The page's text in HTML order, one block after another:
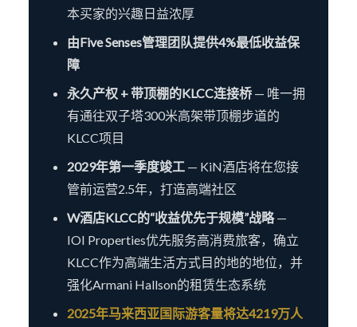
本买家的兴趣日益浓厚
由Five Senses管理团队提供4%最低收益保
障
永久产权 + 带顶棚的KLCC连接桥— 唯一拥
有通往双子塔300米高架带顶棚步道的
KLCC项目
2029年第一季度竣工 — KiN酒店将在您接
管前运营2.5年，打造高端社区
W酒店KLCC的“收益优先于规模”战略—
IOI Properties优先服务高消费旅客，确立
KLCC作为高端生活方式目的地的地位，并
强化Armani Hallson的租赁生态系统
2025年马来西亚国际游客量将达4219万人